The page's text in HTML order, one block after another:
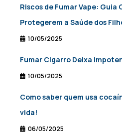
Riscos de Fumar Vape: Guia
Protegerem a Saúde dos
10/05/2025
Fumar Cigarro Deixa
10/05/2025
Como saber quem usa
vida!
06/05/2025